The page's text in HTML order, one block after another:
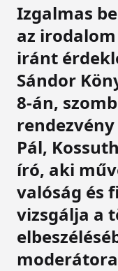
Izgalmas
az
iránt
Sándor
8-án,
Pál,
író, aki
valóság és
vizsgálja a